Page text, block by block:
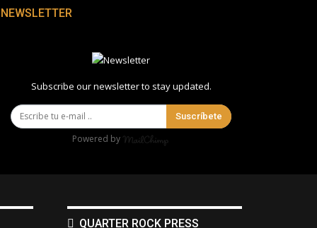
NEWSLETTER
Subscribe our newsletter to stay updated.
Suscríbete
Powered by
QUARTER ROCK PRESS